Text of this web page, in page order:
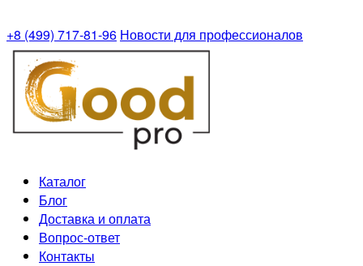
+8 (499) 717-81-96 Новости для профессионалов
Каталог
Блог
Доставка и оплата
Вопрос-ответ
Контакты